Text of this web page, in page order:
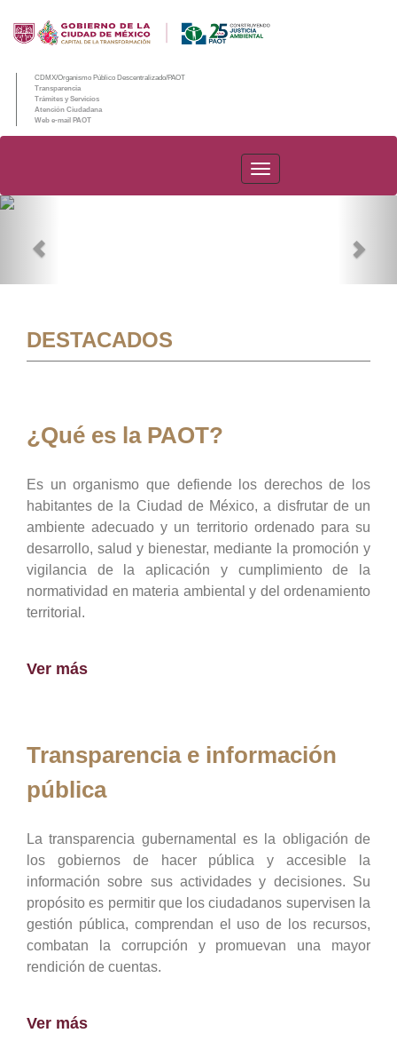
CDMX/Organismo Público Descentralizado/PAOT
Transparencia
Trámites y Servicios
Atención Ciudadana
Web e-mail PAOT
PAOT
DESTACADOS
¿Qué es la PAOT?
Es un organismo que defiende los derechos de los
habitantes de la Ciudad de México, a disfrutar de un
ambiente adecuado y un territorio ordenado para su
desarrollo, salud y bienestar, mediante la promoción y
vigilancia de la aplicación y cumplimiento de la
normatividad en materia ambiental y del ordenamiento
territorial.
Ver más
Transparencia e información
pública
La transparencia gubernamental es la obligación de
los gobiernos de hacer pública y accesible la
información sobre sus actividades y decisiones. Su
propósito es permitir que los ciudadanos supervisen la
gestión pública, comprendan el uso de los recursos,
combatan la corrupción y promuevan una mayor
rendición de cuentas.
Ver más